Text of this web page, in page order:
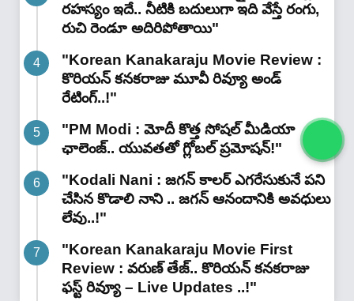
రహస్యం ఇదే.. నీటికి బదులుగా ఇది వేస్తే రంగు,
రుచి రెండూ అదిరిపోతాయి"
"Korean Kanakaraju Movie Review :
కొరియన్ కనకరాజు మూవీ రివ్యూ అండ్
రేటింగ్‌..!"
"PM Modi : మోదీ కొత్త సోషల్ మీడియా
ఛాలెంజ్.. యువతతో గ్లోబల్ ప్రమోషన్!"
"Kodali Nani : జగన్ కాలర్ ఎగరేసుకునే పని
చేసిన కొడాలి నాని .. జగన్ ఆనందానికి అవధులు
లేవు..!"
"Korean Kanakaraju Movie First
Review : వరుణ్ తేజ్.. కొరియన్ కనకరాజు
ఫస్ట్ రివ్యూ – Live Updates ..!"